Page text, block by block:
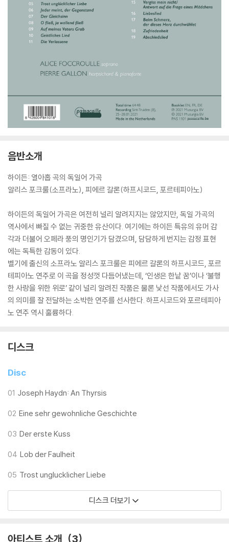
음반소개
하이든: 열아홉 곡의 독일어 가곡
알리스 포크룰(소프라노), 피에르 갈론(하프시코드, 포르테피아노)
하이든의 독일어 가곡은 여전히 널리 알려지지는 않았지만, 독일 가곡의
역사에서 빠질 수 없는 귀중한 유산이다. 여기에는 하이든 특유의 유머 감
각과 더불어 오페라 풍의 명인기가 담겼으며, 담담하게 번지는 감정 표현
에는 독특한 감동이 있다.
벨기에 출신의 소프라노 알리스 포크룰은 피에르 갈론의 하프시코드, 포르
테피아노 연주로 이 곡을 정성껏 다듬어냈는데, ‘인생은 한낱 꿈’이나 ‘불행
한 사랑을 위한 위로’ 같이 널리 알려진 작품은 물론 낯선 작품에서도 가사
의 의미를 잘 전달하는 소박한 연주를 선사한다. 하프시코드와 포르테피아
노 연주 역시 훌륭하다.
디스크
Disc
01 Joseph Haydn: An Thyrsis
02 Eine sehr gewohnliche Geschichte
03 Der erste Kuss
04 Lob der Faulheit
05 Trost unglucklicher Liebe
디스크 더보기
아티스트 소개 3